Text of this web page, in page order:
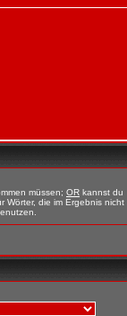
müssen; OR kannst du
Wörter, die im Ergebnis nicht